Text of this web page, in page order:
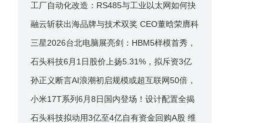
行百业高质量发展
工厂自动化改造：RS485与工业以太网如何抉
择？共存方案还是全面替代？
融云斩获出海品牌与技术双奖 CEO董晗荣膺科
创女性影响力殊荣
三星2026台北电脑展亮剑：HBM5样模首秀，
HPB散热技术助力AI存储升级
石头科技6月1日股价上扬5.31%，拟斥资3亿
至4亿回购股份护价值
孙正义断言AI浪潮初启规模或超互联网50倍，
身家大涨重登亚洲首富之位
小米17T系列6月8日国内登场！设计配置全揭
秘，能否成中端市场新宠？
石头科技拟动用3亿至4亿自有资金回购A股 维